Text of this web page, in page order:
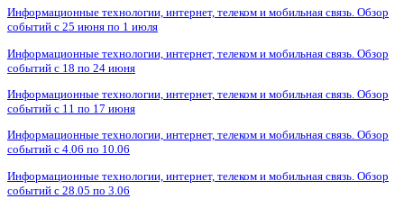
Информационные технологии, интернет, телеком и мобильная связь. Обзор
событий с 25 июня по 1 июля
Информационные технологии, интернет, телеком и мобильная связь. Обзор
событий с 18 по 24 июня
Информационные технологии, интернет, телеком и мобильная связь. Обзор
событий с 11 по 17 июня
Информационные технологии, интернет, телеком и мобильная связь. Обзор
событий с 4.06 по 10.06
Информационные технологии, интернет, телеком и мобильная связь. Обзор
событий с 28.05 по 3.06